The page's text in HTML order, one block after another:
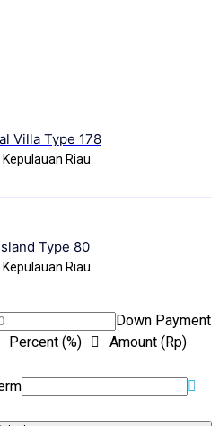
Villa Type 178
Riau
Type 80
Riau
Down Payment
Percent (%)
Amount (Rp)